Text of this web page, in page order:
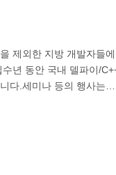
제외한 지방 개발자들
년 동안 국내 델파이/
다.세미나 등의 행사는…